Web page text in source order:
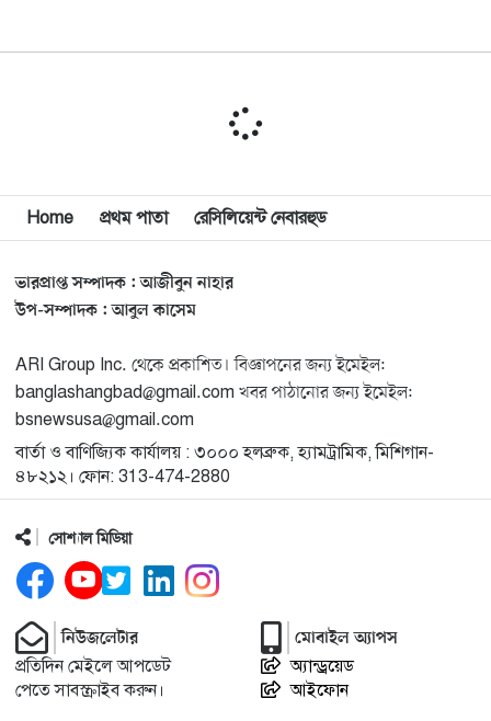
বিশ্বজুড়ে কূটনৈতিক পুনর্বিন্যাস, ৫ অঞ্চলে মিশন বন্ধ করছে
১০
মিশিগানে ফ্রেন্ডস এন্ড ফ্যামিলির বনভোজনে প্রাণের উচ্ছ্বাস
মিশিগানে ডেমোক্র্যাটদের প্রাইমারিতে আল-সাইয়েদকে হারাতে
কেন এত মরিয়া ইসারায়েলি লবি এআইপ্যাক
১২
মুনা দাওয়াহ কনফারেন্স ২০২৬ সম্পর্কে প্রেস ব্রিফিং
১৩
শেখ হাসিনার সঙ্গে সংবাদ সম্মেলনে থাকছেন সাকিব আল
হাসান
১৪
যুক্তরাষ্ট্রকে ছাড়ে বাধ্য করতে কোন কৌশলে ওয়াশিংটনের ওপর
চাপ বাড়াচ্ছে ইরান
১৫
ওয়ান
১৬
মুক্তিযোদ্ধাদের তালিকা তৈরিতে সহযোগিতায় আগ্রহী যুক্তরাষ্ট্র
১৭
Home প্রথম পাতা রেসিলিয়েন্ট নেবারহুড
ভারপ্রাপ্ত সম্পাদক : আজীবুন নাহার
উপ-সম্পাদক : আবুল কাসেম
ARI Group Inc. থেকে প্রকাশিত। বিজ্ঞাপনের জন্য ইমেইল:
banglashangbad@gmail.com খবর পাঠানোর জন্য ইমেইল:
bsnewsusa@gmail.com
বার্তা ও বাণিজ্যিক কার্যালয় : ৩০০০ হলব্রুক, হ্যামট্রামিক, মিশিগান-
৪৮২১২। ফোন: 313-474-2880
সোশ্যাল মিডিয়া
নিউজলেটার
প্রতিদিন মেইলে আপডেট
পেতে সাবস্ক্রাইব করুন।
মোবাইল অ্যাপস
অ্যান্ড্রয়েড
আইফোন